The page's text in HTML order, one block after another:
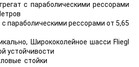
с параболическими рессорами
параболическими рессорами от 5,65
Ширококолейное шасси Fliegl
устойчивости
стойки